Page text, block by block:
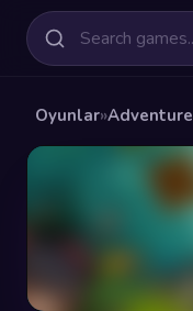
Oyunlar»Adventure